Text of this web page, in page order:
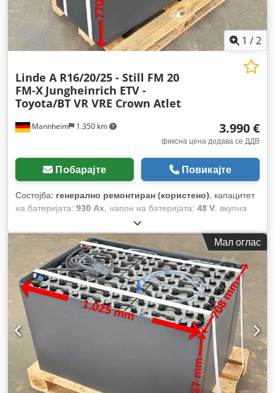
1 /2
Mannheim 1.350 km
Linde A R16/20/25 - Still FM 20
FM-X Jungheinrich ETV -
Toyota/BT VR VRE Crown Atlet
3.990 €
фиксна цена додава се ДДВ
Побарајте Повикајте
Состојба: генерално ремонтиран (користено), капацитет
на батеријата: 930 Ах, напон на батеријата: 48 V, вкупна
, вкупна должина:
500 мм,
Мал оглас